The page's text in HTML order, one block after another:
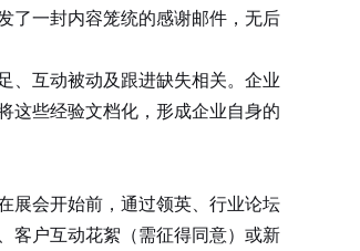
了一封内容笼统的感谢邮件，无后
互动被动及跟进缺失相关。企业
这些经验文档化，形成企业自身的
展会开始前，通过领英、行业论坛
客户互动花絮（需征得同意）或新